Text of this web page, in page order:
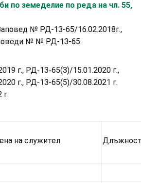
по земеделие по реда на чл. 55,
№ РД-13-65/16.02.2018г.,
№ № РД-13-65
г., РД-13-65(3)/15.01.2020 г.,
г., РД-13-65(5)/30.08.2021 г.
г.
на служител